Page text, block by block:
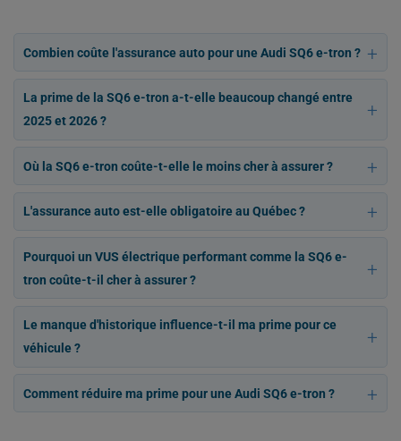
Combien coûte l'assurance auto pour une Audi SQ6 e-tron ?
La prime de la SQ6 e-tron a-t-elle beaucoup changé entre
2025 et 2026 ?
Où la SQ6 e-tron coûte-t-elle le moins cher à assurer ?
L'assurance auto est-elle obligatoire au Québec ?
Pourquoi un VUS électrique performant comme la SQ6 e-
tron coûte-t-il cher à assurer ?
Le manque d'historique influence-t-il ma prime pour ce
véhicule ?
Comment réduire ma prime pour une Audi SQ6 e-tron ?